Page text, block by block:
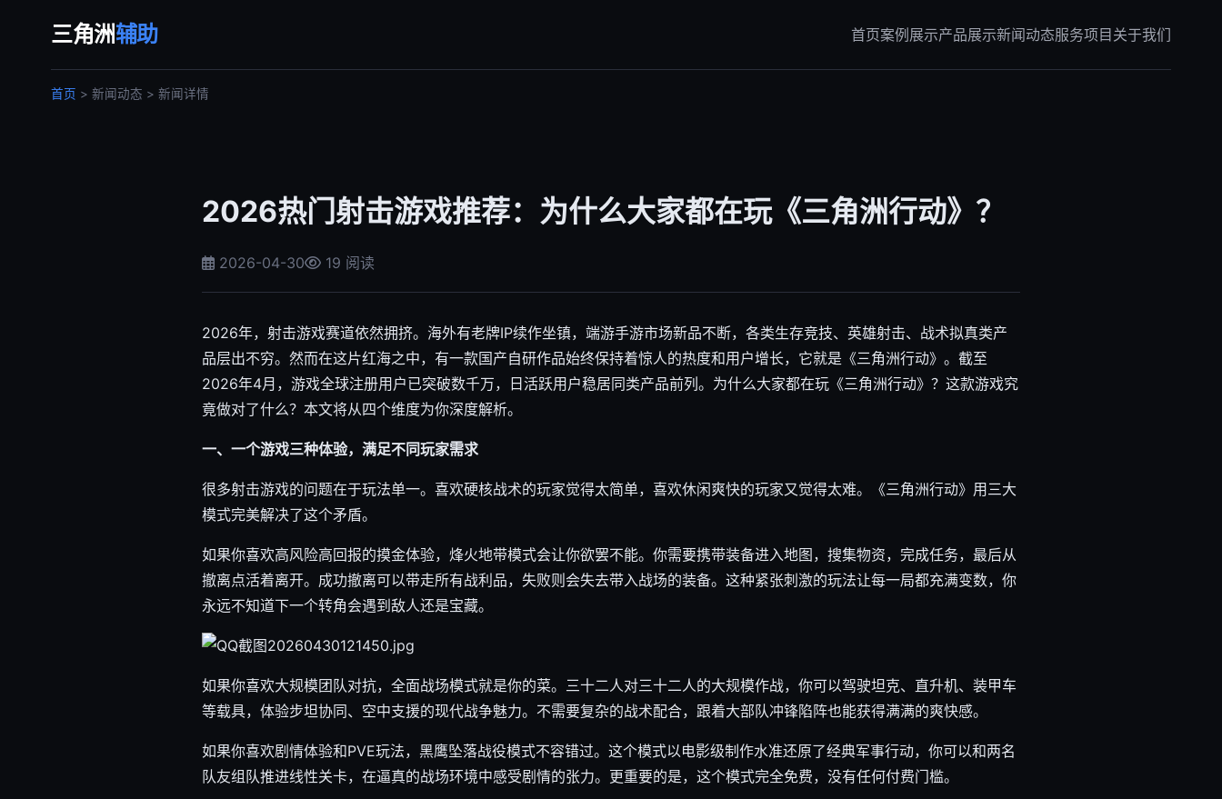
三角洲辅助 首页案例展示产品展示新闻动态服务项目 关于我们
首页 > 新闻动态 > 新闻详情
2026热门射击游戏推荐：为什么大家都在玩《三角洲行动》？
2026-04-30 19 阅读
2026年，射击游戏赛道依然拥挤。海外有老牌IP续作坐镇，端游手游市场新品不断，各类生存竞技、英雄射击、战术拟真类产
品层出不穷。然而在这片红海之中，有一款国产自研作品始终保持着惊人的热度和用户增长，它就是《三角洲行动》。截至
2026年4月，游戏全球注册用户已突破数千万，日活跃用户稳居同类产品前列。为什么大家都在玩《三角洲行动》？这款游戏究
竟做对了什么？本文将从四个维度为你深度解析。
一、一个游戏三种体验，满足不同玩家需求
很多射击游戏的问题在于玩法单一。喜欢硬核战术的玩家觉得太简单，喜欢休闲爽快的玩家又觉得太难。《三角洲行动》用三大
模式完美解决了这个矛盾。
如果你喜欢高风险高回报的摸金体验，烽火地带模式会让你欲罢不能。你需要携带装备进入地图，搜集物资，完成任务，最后从
撤离点活着离开。成功撤离可以带走所有战利品，失败则会失去带入战场的装备。这种紧张刺激的玩法让每一局都充满变数，你
永远不知道下一个转角会遇到敌人还是宝藏。
如果你喜欢大规模团队对抗，全面战场模式就是你的菜。三十二人对三十二人的大规模作战，你可以驾驶坦克、直升机、装甲车
等载具，体验步坦协同、空中支援的现代战争魅力。不需要复杂的战术配合，跟着大部队冲锋陷阵也能获得满满的爽快感。
如果你喜欢剧情体验和PVE玩法，黑鹰坠落战役模式不容错过。这个模式以电影级制作水准还原了经典军事行动，你可以和两名
队友组队推进线性关卡，在逼真的战场环境中感受剧情的张力。更重要的是，这个模式完全免费，没有任何付费门槛。